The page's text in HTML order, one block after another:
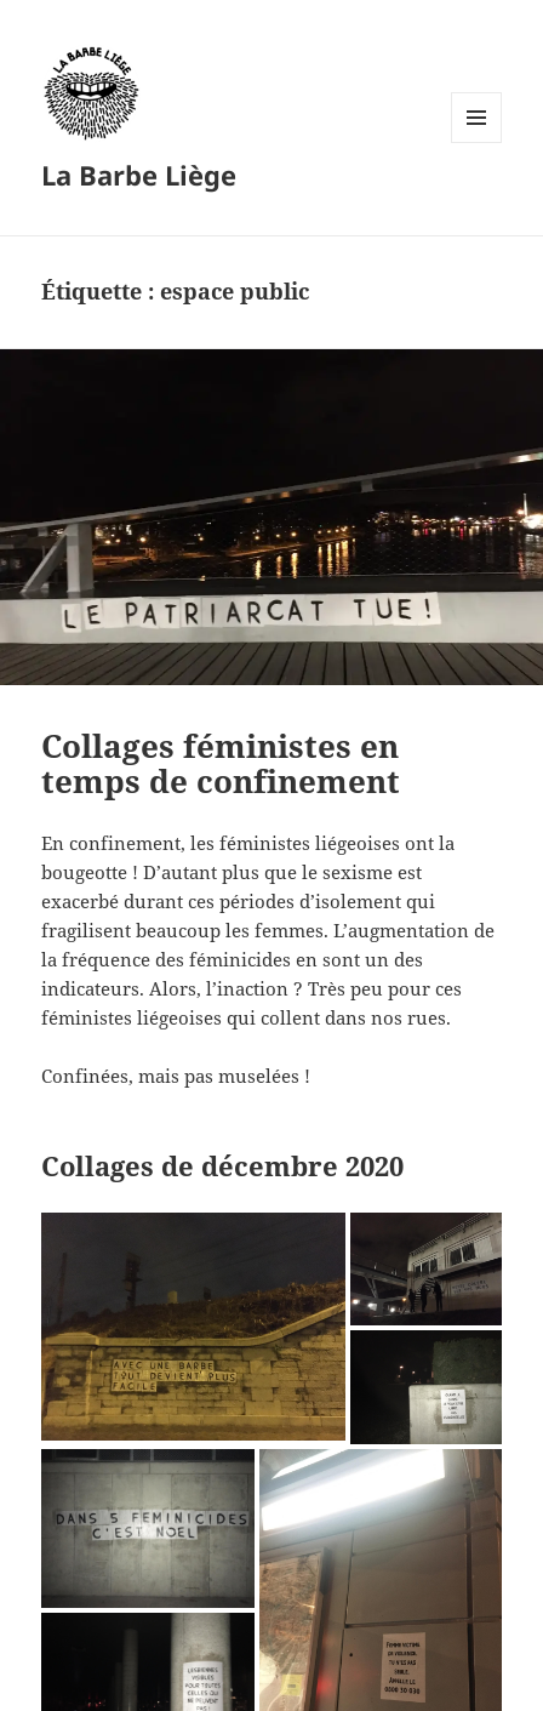
La Barbe Liège
Étiquette :espace public
Collages féministes en
temps de confinement
En confinement, les féministes liégeoises ont la
bougeotte ! D’autant plus que le sexisme est
exacerbé durant ces périodes d’isolement qui
fragilisent beaucoup les femmes. L’augmentation de
la fréquence des féminicides en sont un des
indicateurs. Alors, l’inaction ? Très peu pour ces
féministes liégeoises qui collent dans nos rues.
Confinées, mais pas muselées !
Collages de décembre 2020